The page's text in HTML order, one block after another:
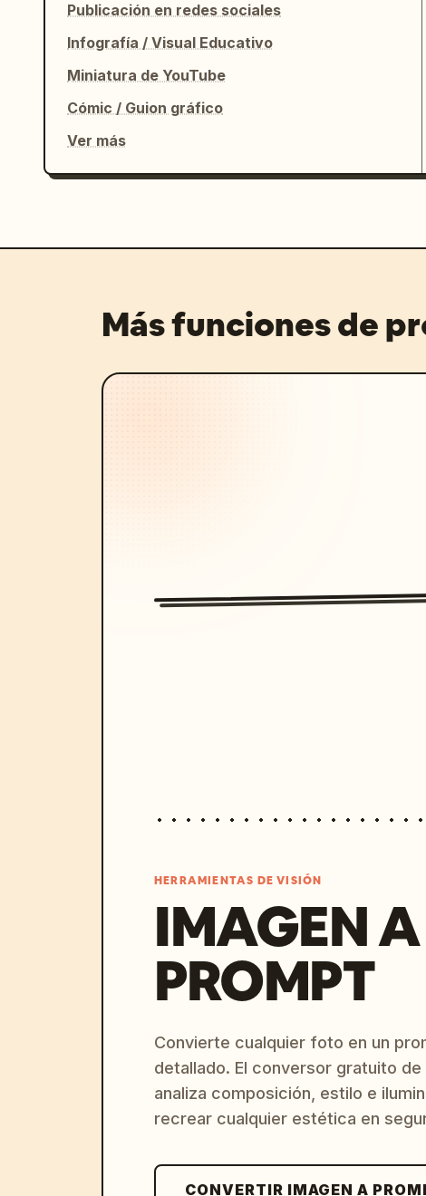
Publicación en redes sociales
Infografía / Visual Educativo
Miniatura de YouTube
Cómic / Guion gráfico
Ver más
Más funciones de
HERRAMIENTAS DE VISIÓN
IMAGEN A
PROMPT
Convierte cualquier foto en un
detallado. El conversor gratuito
analiza composición, estilo e
recrear cualquier estética en
CONVERTIR IMAGEN A